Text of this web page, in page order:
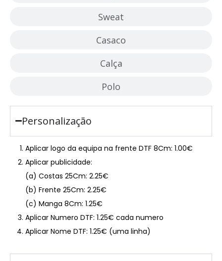
Sweat
Casaco
Calça
Polo
Personalização
Aplicar logo da equipa na frente DTF 8Cm: 1.00€
Aplicar publicidade:
(a) Costas 25Cm: 2.25€
(b) Frente 25Cm: 2.25€
(c) Manga 8Cm: 1.25€
Aplicar Numero DTF: 1.25€ cada numero
Aplicar Nome DTF: 1.25€ (uma linha)